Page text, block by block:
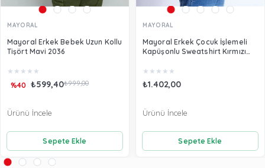
MAYORAL
Mayoral Erkek Bebek Uzun Kollu
Tişört Mavi 2036
★ ★ ★ ★ ★
₺599,40₺999,00
%40
Sepete Ekle
Ürünü İncele
MAYORAL
Mayoral Erkek Çocuk İşlemeli
Kapüşonlu Sweatshirt Kırmızı
★ ★ ★ ★ ★
₺1.402,00
Sepete Ekle
Ürünü İncele